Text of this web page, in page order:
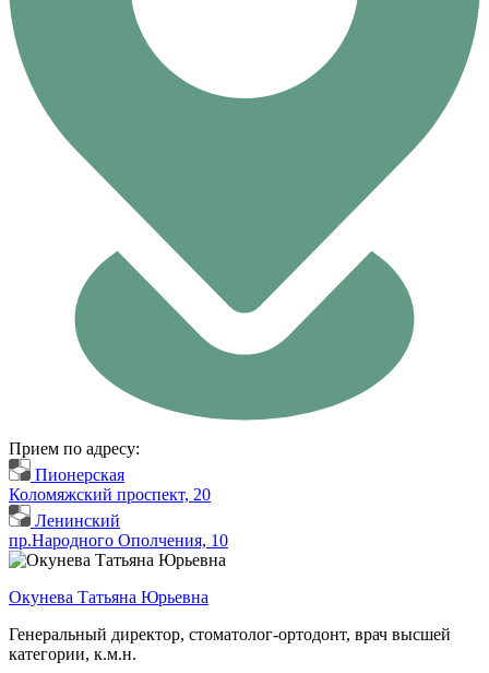
Прием по адресу:
Пионерская
Коломяжский проспект, 20
Ленинский
пр.Народного Ополчения, 10
Окунева Татьяна Юрьевна
Генеральный директор, стоматолог-ортодонт, врач высшей
категории, к.м.н.